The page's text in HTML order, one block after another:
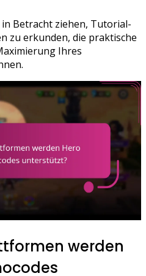
Betracht ziehen, Tutorial-
zu erkunden, die praktische
Ihres
werden